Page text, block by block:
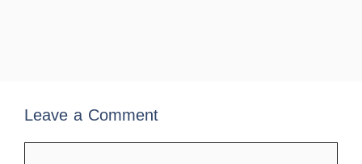
Leave a Comment